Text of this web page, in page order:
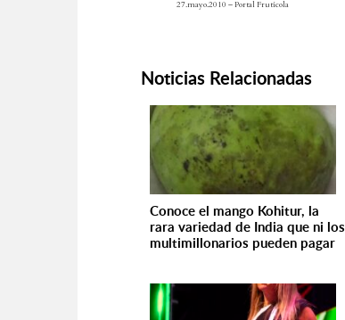
27.mayo.2010 – Portal Frutícola
Noticias Relacionadas
Conoce el mango Kohitur, la
rara variedad de India que ni los
multimillonarios pueden pagar